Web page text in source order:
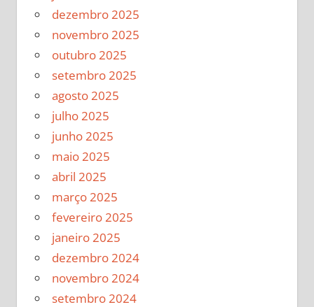
dezembro 2025
novembro 2025
outubro 2025
setembro 2025
agosto 2025
julho 2025
junho 2025
maio 2025
abril 2025
março 2025
fevereiro 2025
janeiro 2025
dezembro 2024
novembro 2024
setembro 2024